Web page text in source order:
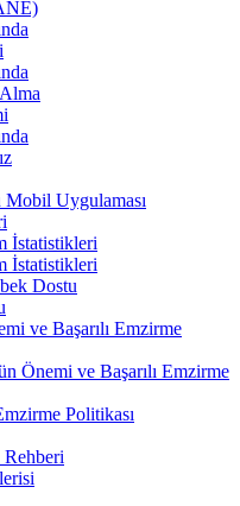
Uygulaması
İstatistikleri
İstatistikleri
Dostu
ve Başarılı Emzirme
Önemi ve Başarılı Emzirme
Politikası